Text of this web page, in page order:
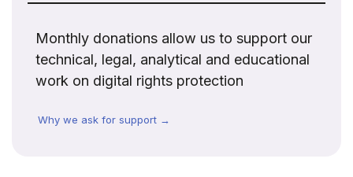
Monthly donations allow us to support our
technical, legal, analytical and educational
work on digital rights protection
Why we ask for support →